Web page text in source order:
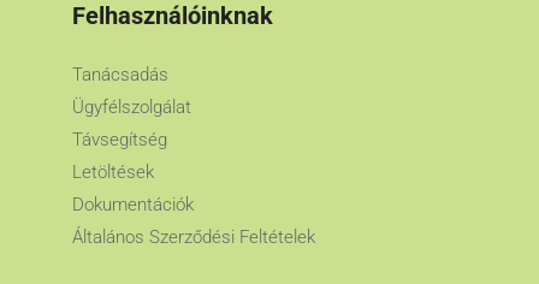
Felhasználóinknak
Tanácsadás
Ügyfélszolgálat
Távsegítség
Letöltések
Dokumentációk
Általános Szerződési Feltételek